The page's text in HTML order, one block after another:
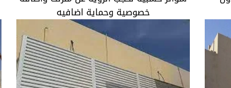
خصوصية وحماية اضافيه